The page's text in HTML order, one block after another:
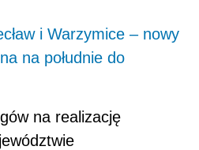
i Warzymice – nowy
na południe do
na realizację